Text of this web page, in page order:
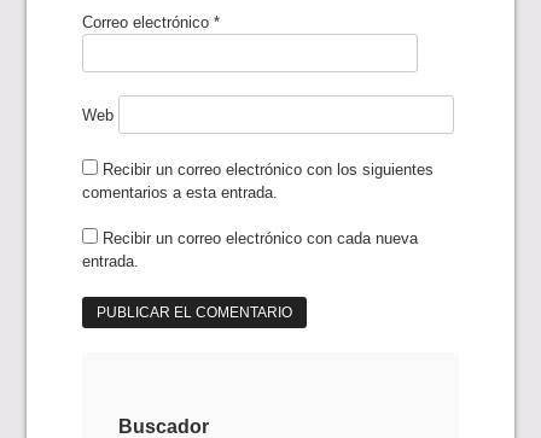
Correo electrónico*
Web
Recibir un correo electrónico con los siguientes
comentarios a esta entrada.
Recibir un correo electrónico con cada nueva
entrada.
Buscador